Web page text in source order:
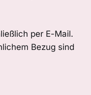
per E-Mail.
Bezug sind